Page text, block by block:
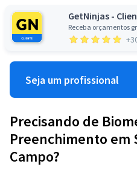
GetNinjas -
Receba orçamentos
Seja um profissional
Precisando de
Preenchimento em
Campo?